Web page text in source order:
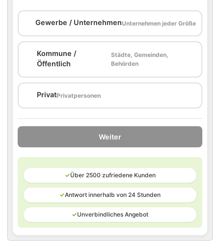
Gewerbe / UnternehmenUnternehmen jeder Größe
Kommune /
Öffentlich
Städte, Gemeinden,
Behörden
PrivatPrivatpersonen
Weiter
✓Über 2500 zufriedene Kunden
✓Antwort innerhalb von 24 Stunden
✓Unverbindliches Angebot